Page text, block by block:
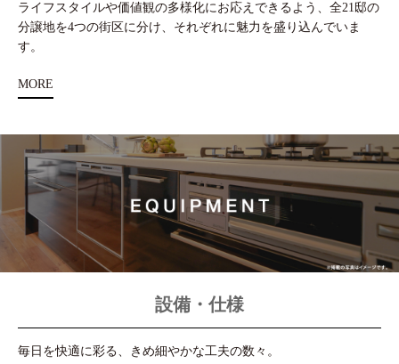
ライフスタイルや価値観の多様化にお応えできるよう、全21邸の
分譲地を4つの街区に分け、それぞれに魅力を盛り込んでいま
す。
MORE
設備・仕様
毎日を快適に彩る、きめ細やかな工夫の数々。